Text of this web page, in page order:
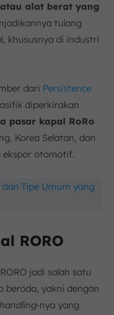
alat berat yang
tulang
khususnya di industri
dari Persistence
diperkirakan
pasar kapal RoRo
Korea Selatan, dan
ekspor otomotif.
Tipe Umum yang
RORO
jadi salah satu
yakni dengan
handling-nya yang